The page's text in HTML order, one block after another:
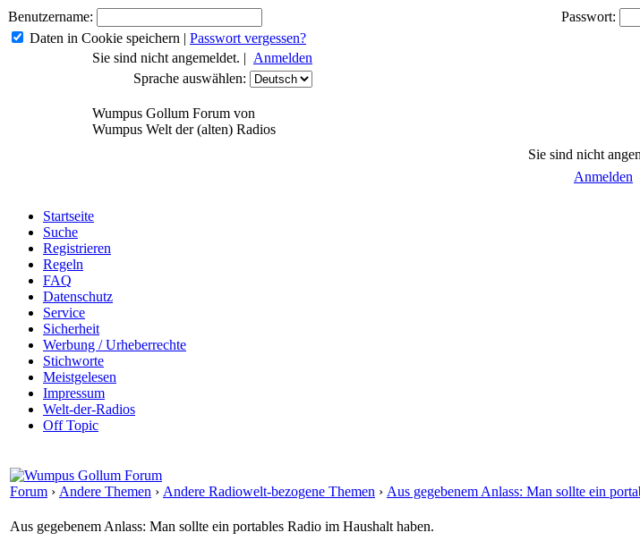
Benutzername:
Passwort:
Daten in Cookie speichern | Passwort vergessen?
Sie sind nicht angemeldet. | Anmelden
Sprache auswählen:
Wumpus Gollum Forum von
Wumpus Welt der (alten) Radios
Sie sind nicht
Anmelden
Startseite
Suche
Registrieren
Regeln
FAQ
Datenschutz
Service
Sicherheit
Werbung / Urheberrechte
Stichworte
Meistgelesen
Impressum
Welt-der-Radios
Off Topic
Forum › Andere Themen › Andere Radiowelt-bezogene Themen › Aus gegebenem Anlass: Man sollte ein
Aus gegebenem Anlass: Man sollte ein portables Radio im Haushalt haben.